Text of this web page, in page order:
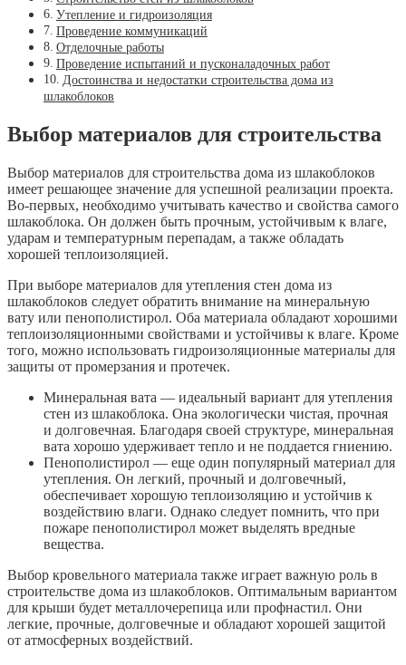
Утепление и гидроизоляция
Проведение коммуникаций
Отделочные работы
Проведение испытаний и пусконаладочных работ
Достоинства и недостатки строительства дома из
шлакоблоков
Выбор материалов для строительства
Выбор материалов для строительства дома из шлакоблоков
имеет решающее значение для успешной реализации проекта.
Во-первых, необходимо учитывать качество и свойства самого
шлакоблока. Он должен быть прочным, устойчивым к влаге,
ударам и температурным перепадам, а также обладать
хорошей теплоизоляцией.
При выборе материалов для утепления стен дома из
шлакоблоков следует обратить внимание на минеральную
вату или пенополистирол. Оба материала обладают хорошими
теплоизоляционными свойствами и устойчивы к влаге. Кроме
того, можно использовать гидроизоляционные материалы для
защиты от промерзания и протечек.
Минеральная вата — идеальный вариант для утепления
стен из шлакоблока. Она экологически чистая, прочная
и долговечная. Благодаря своей структуре, минеральная
вата хорошо удерживает тепло и не поддается гниению.
Пенополистирол — еще один популярный материал для
утепления. Он легкий, прочный и долговечный,
обеспечивает хорошую теплоизоляцию и устойчив к
воздействию влаги. Однако следует помнить, что при
пожаре пенополистирол может выделять вредные
вещества.
Выбор кровельного материала также играет важную роль в
строительстве дома из шлакоблоков. Оптимальным вариантом
для крыши будет металлочерепица или профнастил. Они
легкие, прочные, долговечные и обладают хорошей защитой
от атмосферных воздействий.